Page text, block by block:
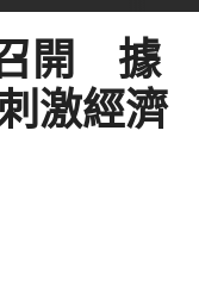
開 據
激經濟